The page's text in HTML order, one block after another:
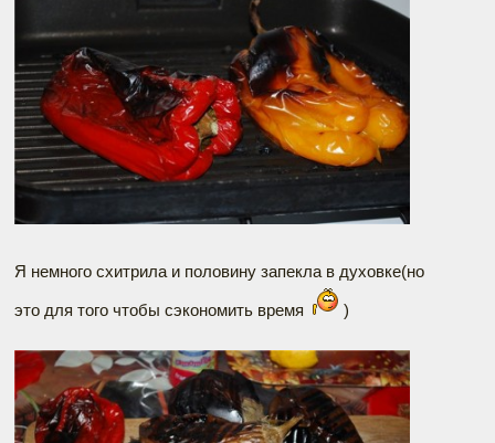
Я немного схитрила и половину запекла в духовке(но
это для того чтобы сэкономить время )